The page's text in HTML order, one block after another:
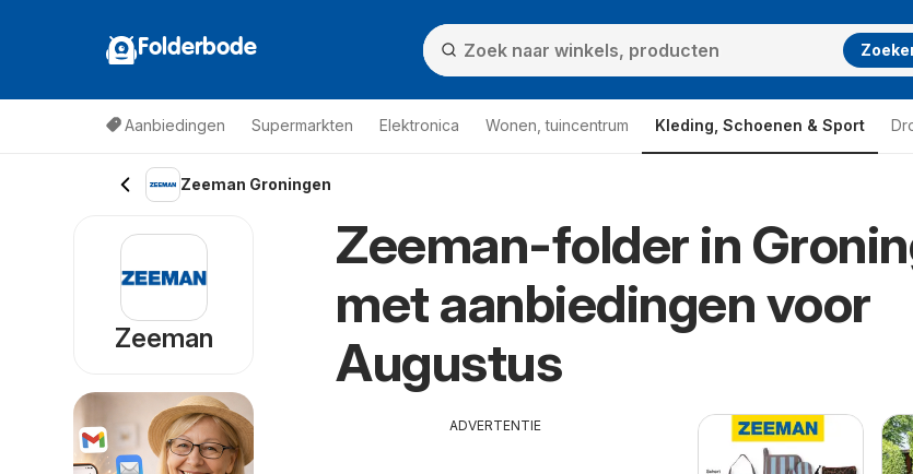
Folderbode
Aanbiedingen Supermarkten Elektronica Wonen, tuincentrum Kleding, Schoenen & Sport
Zeeman Groningen
Zeeman-folder in
met aanbiedingen voor
Augustus
ADVERTENTIE
Zeeman